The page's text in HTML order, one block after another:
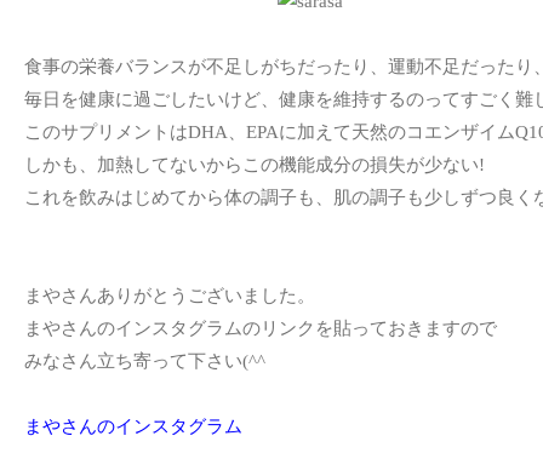
食事の栄養バランスが不足しがちだったり、運動不足だった
毎日を健康に過ごしたいけど、健康を維持するのってすごく難
このサプリメントはDHA、EPAに加えて天然のコエンザイム
しかも、加熱してないからこの機能成分の損失が少ない!
これを飲みはじめてから体の調子も、肌の調子も少しずつ良く
まやさんありがとうございました。
まやさんのインスタグラムのリンクを貼っておきますので
みなさん立ち寄って下さい(^^ゞ
まやさんのインスタグラム